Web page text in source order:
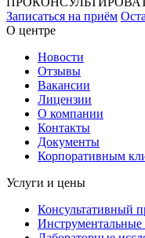
Записаться на приём
О центре
Новости
Отзывы
Вакансии
Лицензии
О компании
Контакты
Документы
Корпоративным
Услуги и цены
Консультативный
Инструментальные